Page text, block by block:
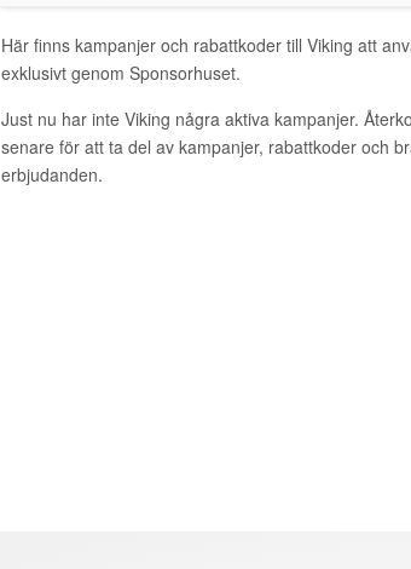
Här finns kampanjer och rabattkoder till Viking att
exklusivt genom Sponsorhuset.
Just nu har inte Viking några aktiva kampanjer.
senare för att ta del av kampanjer, rabattkoder och
erbjudanden.